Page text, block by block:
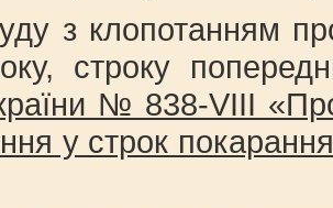
з клопотанням
строку
№ 838-VІІІ
у строк